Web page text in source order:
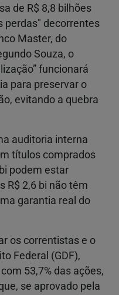
de R$ 8,8 bilhões
perdas" decorrentes
Master, do
Souza, o
funcionará
para preservar o
evitando a quebra
auditoria interna
títulos comprados
podem estar
R$ 2,6 bi não têm
garantia real do
os correntistas e o
Federal (GDF),
53,7% das ações,
se aprovado pela